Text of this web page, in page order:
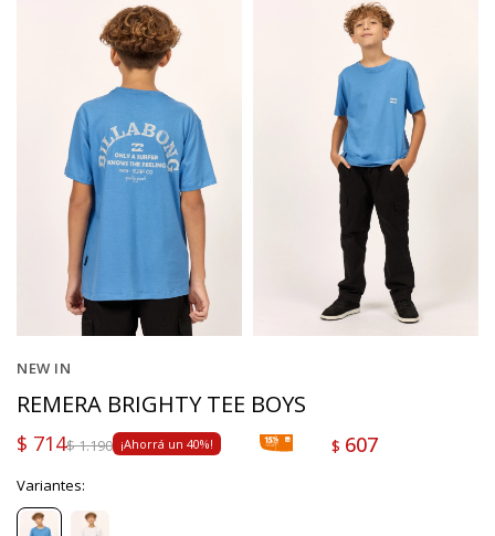
NEW IN
REMERA BRIGHTY TEE BOYS
$ 714$1.190 40 $ 607
Variantes: